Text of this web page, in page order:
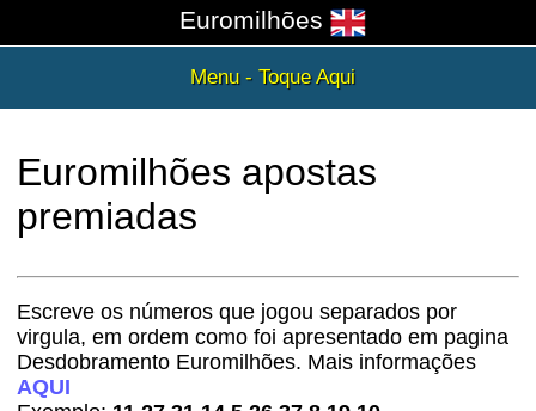
Euromilhões
Menu - Toque Aqui
Euromilhões apostas
premiadas
Escreve os números que jogou separados por
virgula, em ordem como foi apresentado em pagina
Desdobramento Euromilhões. Mais informações
AQUI